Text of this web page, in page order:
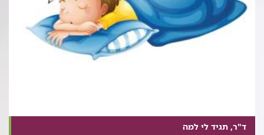
ד"ר, תגיד לי למה